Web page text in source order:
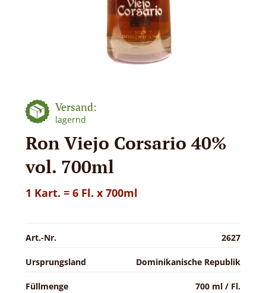
Versand:
lagernd
Ron Viejo Corsario 40%
vol. 700ml
1 Kart. = 6 Fl. x 700ml
Art.-Nr. 2627
Ursprungsland Dominikanische Republik
Füllmenge 700 ml / Fl.